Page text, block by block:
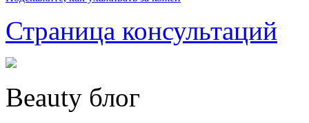
Страница консультаций
Beauty блог